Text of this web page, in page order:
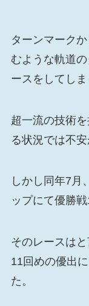
ターンマーク
むような軌道
ースをしてしま
超一流の技術
る状況では不
しかし同年7月
ップにて優勝
そのレースは
11回めの優出
た。